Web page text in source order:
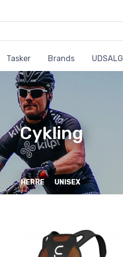
Tasker Brands UDSALG
Cykling
HERRE UNISEX